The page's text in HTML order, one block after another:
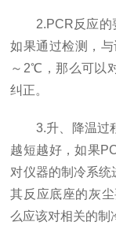
2.PCR反应的要
如果通过检测，
～2℃，那么可以
纠正。
3.升、降温过程
越短越好，如果
对仪器的制冷系统
其反应底座的灰
么应该对相关的制